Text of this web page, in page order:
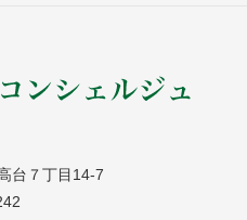
台７丁目14-7